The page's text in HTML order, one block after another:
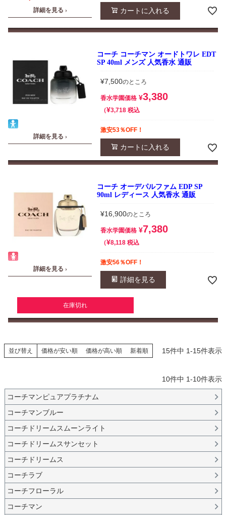
詳細を見る › カートに入れる
詳細を見る ›
コーチ コーチマン オードトワレ EDT
SP 40ml メンズ 人気香水 通販
¥7,500のところ
香水学園価格 ¥3,380
¥3,718 税込
激安53％OFF！
カートに入れる
詳細を見る ›
コーチ オーデパルファム EDP SP
90ml レディース 人気香水 通販
¥16,900のところ
香水学園価格 ¥7,380
¥8,118 税込
激安56％OFF！
詳細を見る
在庫切れ
並び替え 価格が安い順 価格が高い順 新着順 15件中 1-15件表示
10件中 1-10件表示
コーチマンピュアプラチナム
コーチマンブルー
コーチドリームスムーンライト
コーチドリームスサンセット
コーチドリームス
コーチラブ
コーチフローラル
コーチマン